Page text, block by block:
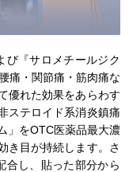
『サロメチールジク
痛・関節痛・筋肉痛な
優れた効果をあらわす
ステロイド系消炎鎮痛
」をOTC医薬品最大濃
き目が持続します。さ
合し、貼った部分から